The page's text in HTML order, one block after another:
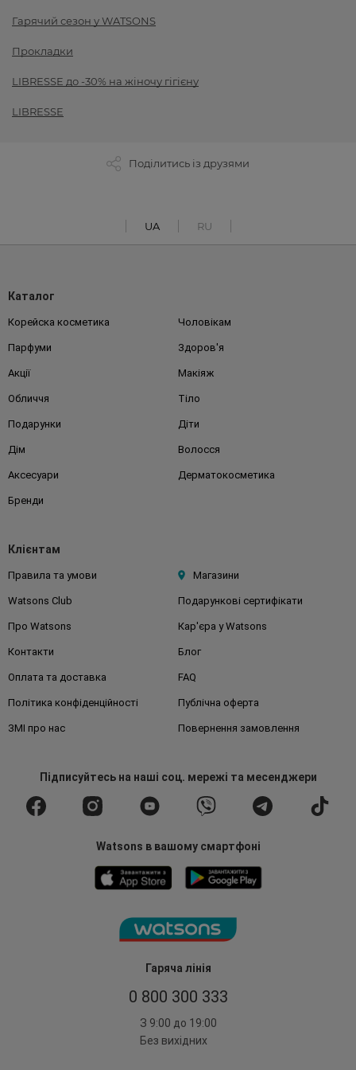
Гарячий сезон у WATSONS
Прокладки
LIBRESSE до -30% на жіночу гігієну
LIBRESSE
Поділитись із друзями
UA RU
Гаряча лінія
0 800 300 333
З 9:00 до 19:00
Без вихідних
Каталог
Корейска косметика Чоловікам
Парфуми Здоров'я
Акції Макіяж
Обличчя Тіло
Подарунки Діти
Дім Волосся
Аксесуари Дерматокосметика
Бренди
Клієнтам
Правила та умови Магазини
Watsons Club Подарункові сертифікати
Про Watsons Кар'єра у Watsons
Контакти Блог
Оплата та доставка FAQ
Політика конфіденційності Публічна оферта
ЗМІ про нас Повернення замовлення
Підписуйтесьна наші соц. мережі та месенджери
Watsons в вашому смартфоні